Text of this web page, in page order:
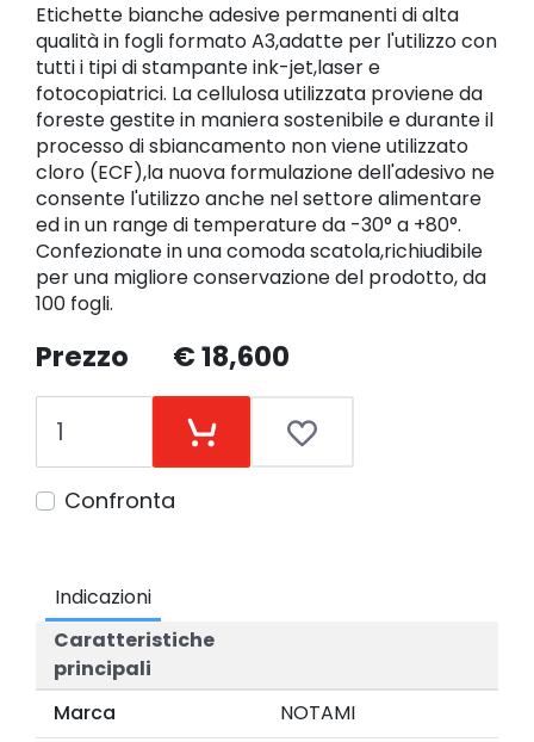
Etichette bianche adesive permanenti di alta
qualità in fogli formato A3,adatte per l'utilizzo con
tutti i tipi di stampante ink-jet,laser e
fotocopiatrici. La cellulosa utilizzata proviene da
foreste gestite in maniera sostenibile e durante il
processo di sbiancamento non viene utilizzato
cloro (ECF),la nuova formulazione dell'adesivo ne
consente l'utilizzo anche nel settore alimentare
ed in un range di temperature da -30° a +80°.
Confezionate in una comoda scatola,richiudibile
per una migliore conservazione del prodotto, da
100 fogli.
Prezzo € 18,600
Confronta
Indicazioni
Caratteristiche
principali
Marca
NOTAMI